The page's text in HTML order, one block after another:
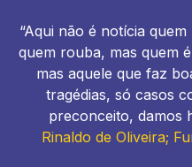
“Aqui não é notícia
quem rouba, mas quem
mas aquele que faz
tragédias, só casos
preconceito, damos
Rinaldo de Oliveira;